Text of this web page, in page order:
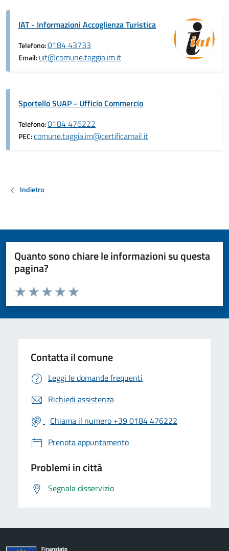
IAT - Informazioni Accoglienza Turistica
Telefono:0184 43733
Email:uit@comune.taggia.im.it
Sportello SUAP - Ufficio Commercio
Telefono:0184 476222
PEC:comune.taggia.im@certificamail.it
Indietro
Quanto sono chiare le informazioni su questa
pagina?
Valuta da 1 a 5 stelle la pagina
Valuta 5 stelle su 5
Valuta 4 stelle su 5
Valuta 3 stelle su 5
Valuta 2 stelle su 5
Valuta 1 stelle su 5
Contatta il comune
Leggi le domande frequenti
Richiedi assistenza
Chiama il numero +39 0184 476222
Prenota appuntamento
Problemi in città
Segnala disservizio